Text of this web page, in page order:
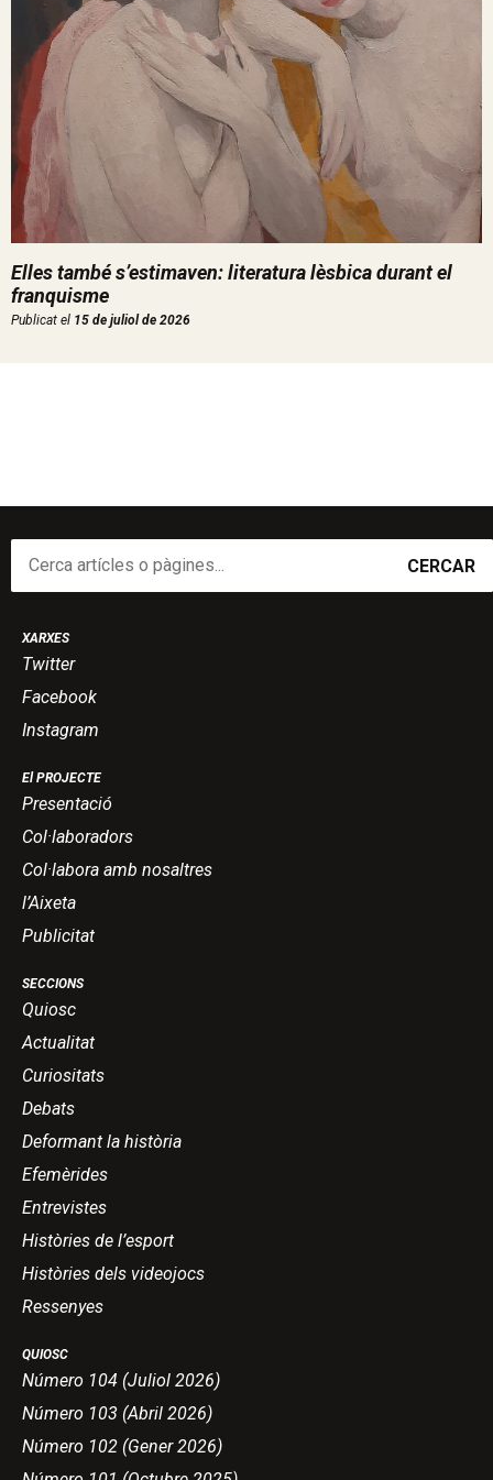
Elles també s’estimaven: literatura lèsbica durant el
franquisme
Publicat el 15 de juliol de 2026
CERCAR
QUIOSC
Número 104 (Juliol 2026)
Número 103 (Abril 2026)
Número 102 (Gener 2026)
SECCIONS
Quiosc
Actualitat
Curiositats
Debats
Deformant la història
Efemèrides
Entrevistes
Històries de l’esport
Històries dels videojocs
Ressenyes
El PROJECTE
Presentació
Col·laboradors
Col·labora amb nosaltres
l’Aixeta
Publicitat
XARXES
Twitter
Facebook
Instagram